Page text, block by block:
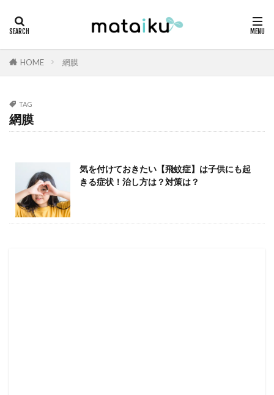
HOME 網膜
TAG
網膜
気を付けておきたい【飛蚊症】は子供にも起
きる症状！治し方は？対策は？